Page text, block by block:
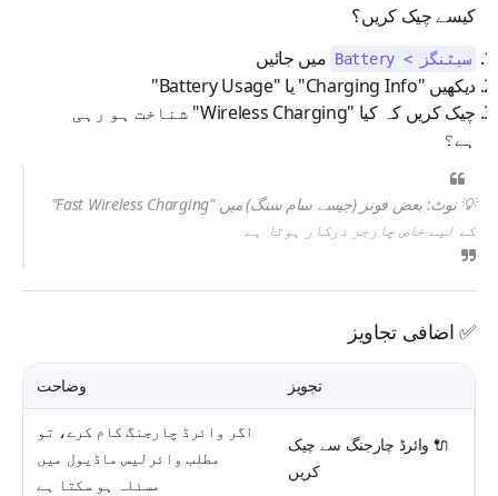
کیسے چیک کریں؟
سیٹنگز > Battery
میں جائیں
"Battery Usage" یا "Charging Info" دیکھیں
چیک کریں کہ کیا "Wireless Charging" شناخت ہو رہی
ہے؟
💡 نوٹ: بعض فونز (جیسے سام سنگ) میں "Fast Wireless Charging"
کے لیے خاص چارجر درکار ہوتا ہے
✅ اضافی تجاویز
تجویز وضاحت
🔌 وائرڈ چارجنگ سے چیک
کریں
اگر وائرڈ چارجنگ کام کرے، تو
مطلب وائرلیس ماڈیول میں
مسئلہ ہو سکتا ہے